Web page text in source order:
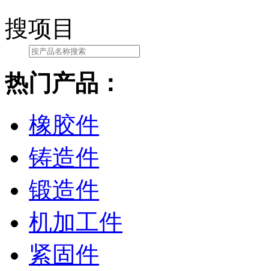
搜项目
热门产品：
橡胶件
铸造件
锻造件
机加工件
紧固件